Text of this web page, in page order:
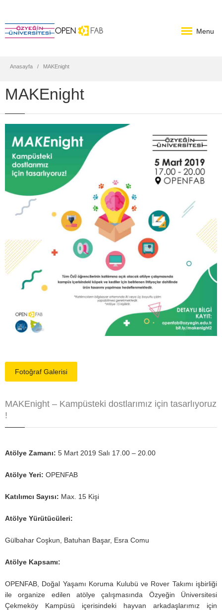
Menu
Anasayfa MAKEnight
MAKEnight
Fotoğraf Galerisi
MAKEnight – Kampüsteki dostlarımız için tasarlıyoruz
!
Atölye Zamanı: 5 Mart 2019 Salı 17.00 – 20.00
Atölye Yeri: OPENFAB
Katılımcı Sayısı: Max. 15 Kişi
Atölye Yürütücüleri:
Gülbahar Coşkun, Batuhan Başar, Esra Comu
Atölye Kapsamı:
OPENFAB, Doğal Yaşamı Koruma Kulubü ve Rover Takımı işbirliği
ile organize edilen atölye çalışmasında Özyeğin Üniversitesi
Çekmeköy Kampüsü içerisindeki hayvan arkadaşlarımız için